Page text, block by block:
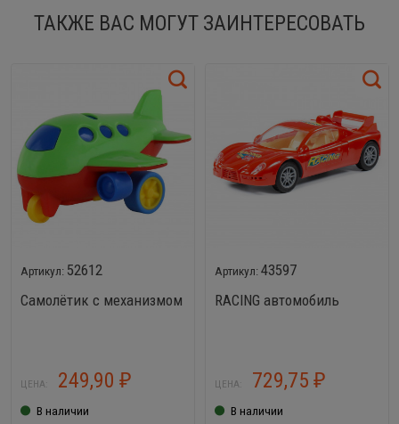
ТАКЖЕ ВАС МОГУТ ЗАИНТЕРЕСОВАТЬ
52612
Самолётик с механизмом
ЦЕНА: 249,90 ₽
В наличии
43597
RACING автомобиль
ЦЕНА: 729,75 ₽
В наличии